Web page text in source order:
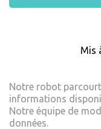
Mis
Notre robot
informations
Notre équipe de
données.